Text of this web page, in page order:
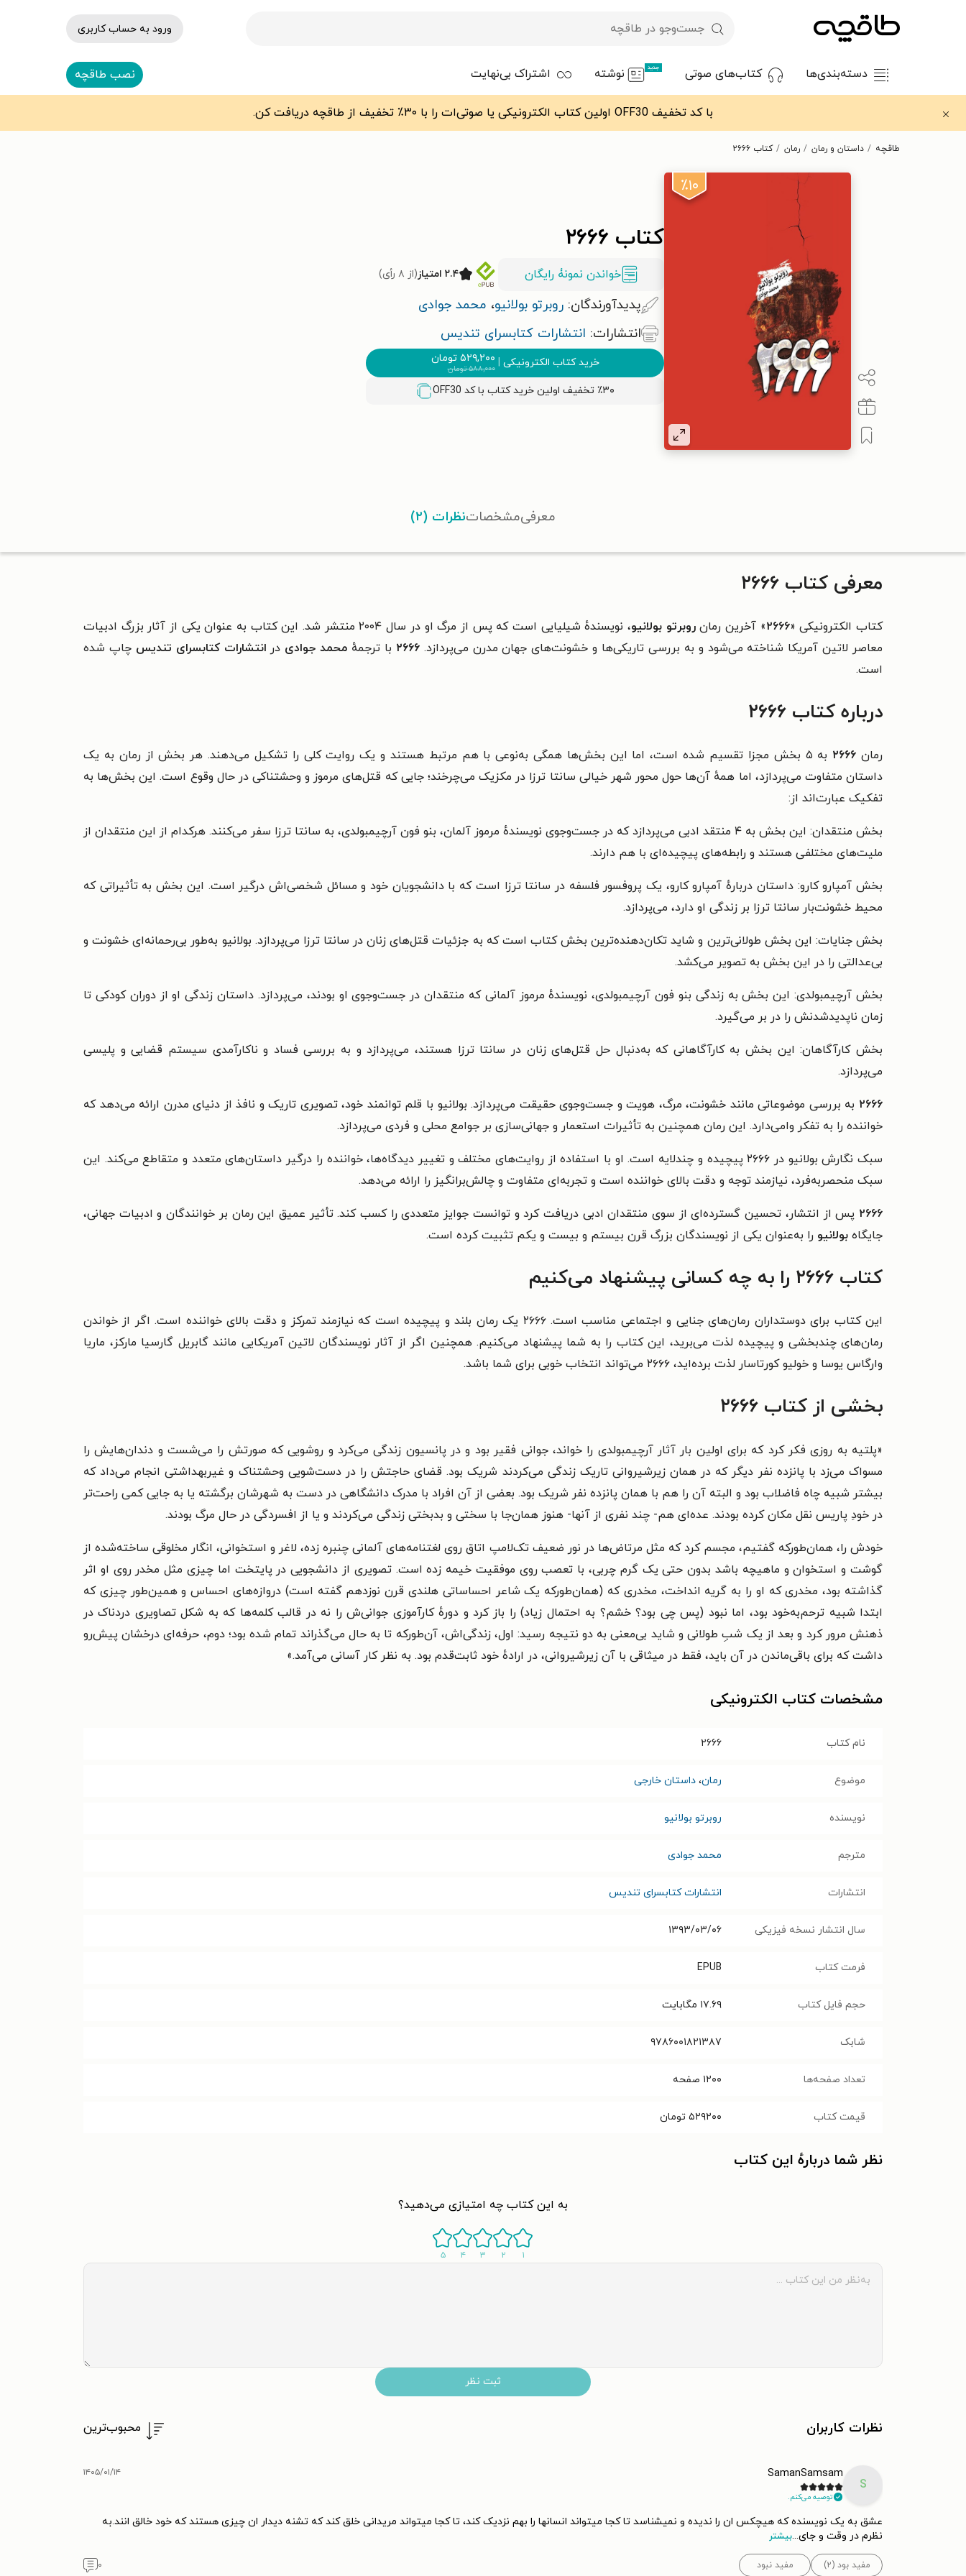
ورود به حساب کاربری
دسته‌بندی‌ها کتاب‌های صوتی جدید نوشته اشتراک بی‌نهایت نصب طاقچه
با کد تخفیف OFF30 اولین کتاب الکترونیکی یا صوتی‌ات را با ۳۰٪ تخفیف از طاقچه دریافت کن.
طاقچه داستان و رمان رمان کتاب ۲۶۶۶
٪۱۰
کتاب ۲۶۶۶
خواندن نمونۀ رایگان ۲.۴ امتیاز (از ۸ رأی)
پدیدآورندگان: روبرتو بولانیو، محمد جوادی
انتشارات: انتشارات کتابسرای تندیس
خرید کتاب الکترونیکی ۵۲۹,۲۰۰ تومان
۵۸۸,۰۰۰تومان
٪۳۰ تخفیف اولین خرید کتاب با کد OFF30
معرفیمشخصاتنظرات (۲)
معرفی کتاب ۲۶۶۶
کتاب الکترونیکی «۲۶۶۶» آخرین رمانروبرتو بولانیو
، نویسندهٔ شیلیایی است که پس از مرگ او در سال ۲۰۰۴ منتشر شد. این کتاب به عنوان یکی از آثار بزرگ ادبیات
معاصر لاتین آمریکا شناخته می‌شود و به بررسی تاریکی‌ها و خشونت‌های جهان مدرن می‌پردازد.۲۶۶۶ با ترجمهٔ محمد جوادی در انتشارات کتابسرای تندیس چاپ شده
است.
درباره کتاب ۲۶۶۶
رمان ۲۶۶۶
به ۵ بخش مجزا تقسیم شده است، اما این بخش‌ها همگی به‌نوعی با هم مرتبط هستند و یک روایت کلی را تشکیل می‌دهند. هر بخش از رمان به یک
داستان متفاوت می‌پردازد، اما همهٔ آن‌ها حول محور شهر خیالی سانتا ترزا در مکزیک می‌چرخند؛ جایی که قتل‌های مرموز و وحشتناکی در حال وقوع است. این بخش‌ها به
تفکیک عبارت‌اند از:
بخش منتقدان: این بخش به ۴ منتقد ادبی می‌پردازد که در جست‌وجوی نویسندهٔ مرموز آلمان، بنو فون آرچیمبولدی، به سانتا ترزا سفر می‌کنند. هرکدام از این منتقدان از
ملیت‌های مختلفی هستند و رابطه‌های پیچیده‌ای با هم دارند.
بخش آمپارو کارو: داستان دربارهٔ آمپارو کارو، یک پروفسور فلسفه در سانتا ترزا است که با دانشجویان خود و مسائل شخصی‌اش درگیر است. این بخش به تأثیراتی که
محیط خشونت‌بار سانتا ترزا بر زندگی او دارد، می‌پردازد.
بخش جنایات: این بخش طولانی‌ترین و شاید تکان‌دهنده‌ترین بخش کتاب است که به جزئیات قتل‌های زنان در سانتا ترزا می‌پردازد. بولانیو به‌طور بی‌رحمانه‌ای خشونت و
بی‌عدالتی را در این بخش به تصویر می‌کشد.
بخش آرچیمبولدی: این بخش به زندگی بنو فون آرچیمبولدی، نویسندهٔ مرموز آلمانی که منتقدان در جست‌وجوی او بودند، می‌پردازد. داستان زندگی او از دوران کودکی تا
زمان ناپدیدشدنش را در بر می‌گیرد.
بخش کارآگاهان: این بخش به کارآگاهانی که به‌دنبال حل قتل‌های زنان در سانتا ترزا هستند، می‌پردازد و به بررسی فساد و ناکارآمدی سیستم قضایی و پلیسی
می‌پردازد.
۲۶۶۶ به بررسی موضوعاتی مانند خشونت، مرگ، هویت و جست‌وجوی حقیقت می‌پردازد. بولانیو با قلم توانمند خود، تصویری تاریک و نافذ از دنیای مدرن ارائه می‌دهد که
خواننده را به تفکر وامی‌دارد. این رمان همچنین به تأثیرات استعمار و جهانی‌سازی بر جوامع محلی و فردی می‌پردازد.
سبک نگارش بولانیو در ۲۶۶۶ پیچیده و چندلایه است. او با استفاده از روایت‌های مختلف و تغییر دیدگاه‌ها، خواننده را درگیر داستان‌های متعدد و متقاطع می‌کند. این
سبک منحصربه‌فرد، نیازمند توجه و دقت بالای خواننده است و تجربه‌ای متفاوت و چالش‌برانگیز را ارائه می‌دهد.
۲۶۶۶ پس از انتشار، تحسین گسترده‌ای از سوی منتقدان ادبی دریافت کرد و توانست جوایز متعددی را کسب کند. تأثیر عمیق این رمان بر خوانندگان و ادبیات جهانی،
جایگاه بولانیو را به‌عنوان یکی از نویسندگان بزرگ قرن بیستم و بیست و یکم تثبیت کرده است.
کتاب ۲۶۶۶ را به چه کسانی پیشنهاد می‌کنیم
این کتاب برای دوستداران رمان‌های جنایی و اجتماعی مناسب است. ۲۶۶۶ یک رمان بلند و پیچیده است که نیازمند تمرکز و دقت بالای خواننده است. اگر از خواندن
رمان‌های چندبخشی و پیچیده لذت می‌برید، این کتاب را به شما پیشنهاد می‌کنیم. همچنین اگر از آثار نویسندگان لاتین آمریکایی مانند گابریل گارسیا مارکز، ماریا
وارگاس یوسا و خولیو کورتاسار لذت برده‌اید، ۲۶۶۶ می‌تواند انتخاب خوبی برای شما باشد.
بخشی از کتاب ۲۶۶۶
«پلتیه به روزی فکر کرد که برای اولین بار آثار آرچیمبولدی را خواند، جوانی فقیر بود و در پانسیون زندگی می‌کرد و روشویی که صورتش را می‌شست و دندان‌هایش را
مسواک می‌زد با پانزده نفر دیگر که در همان زیرشیروانی تاریک زندگی می‌کردند شریک بود. قضای حاجتش را در دست‌شویی وحشتناک و غیربهداشتی انجام می‌داد که
بیشتر شبیه چاه فاضلاب بود و البته آن را هم با همان پانزده نفر شریک بود. بعضی از آن افراد با مدرک دانشگاهی در دست به شهرشان برگشته یا به جایی کمی راحت‌تر
در خودِ پاریس نقل مکان کرده بودند. عده‌ای هم- چند نفری از آنها- هنوز همان‌جا با سختی و بدبختی زندگی می‌کردند و یا از افسردگی در حال مرگ بودند.
خودش را، همان‌طورکه گفتیم، مجسم کرد که مثل مرتاض‌ها در نور ضعیف تک‌لامپ اتاق روی لغتنامه‌های آلمانی چنبره زده، لاغر و استخوانی، انگار مخلوقی ساخته‌شده از
گوشت و استخوان و ماهیچه باشد بدون حتی یک گرم چربی، با تعصب روی موفقیت خیمه زده است. تصویری از دانشجویی در پایتخت اما چیزی مثل مخدر روی او اثر
گذاشته بود، مخدری که او را به گریه انداخت، مخدری که (همان‌طورکه یک شاعر احساساتی هلندی قرن نوزدهم گفته است) دروازه‌های احساس و همین‌طور چیزی که
ابتدا شبیه ترحم‌به‌خود بود، اما نبود (پس چی بود؟ خشم؟ به احتمال زیاد) را باز کرد و دورهٔ کارآموزی جوانی‌ش را نه در قالب کلمه‌ها که به شکل تصاویری دردناک در
ذهنش مرور کرد و بعد از یک شبِ طولانی و شاید بی‌معنی به دو نتیجه رسید: اول، زندگی‌اش، آن‌طورکه تا به حال می‌گذراند تمام شده بود؛ دوم، حرفه‌ای درخشان پیش‌رو
داشت که برای باقی‌ماندن در آن باید، فقط در میثاقی با آن زیرشیروانی، در ارادهٔ خود ثابت‌قدم بود. به نظر کار آسانی می‌آمد.»
مشخصات کتاب الکترونیکی
نام کتاب ۲۶۶۶
موضوع رمان، داستان خارجی
نویسنده روبرتو بولانیو
مترجم محمد جوادی
انتشارات انتشارات کتابسرای تندیس
سال انتشار نسخه فیزیکی ۱۳۹۳/۰۳/۰۶
فرمت کتاب EPUB
حجم فایل کتاب ۱۷.۶۹ مگابایت
شابک ۹۷۸۶۰۰۱۸۲۱۳۸۷
تعداد صفحه‌ها ۱۲۰۰ صفحه
قیمت کتاب ۵۲۹۲۰۰ تومان
نظر شما دربارهٔ این کتاب
به این کتاب چه امتیازی می‌دهید؟
۱ ۲ ۳ ۴ ۵
ثبت نظر
نظرات کاربران محبوب‌ترین
S
SamanSamsam
توصیه می‌کنم.
۱۴۰۵/۰۱/۱۴
عشق به یک نویسنده که هیچکس ان را ندیده و نمیشناسد تا کجا میتواند انسانها را بهم نزدیک کند، تا کجا میتواند مریدانی خلق کند که تشنه دیدار ان چیزی هستند که خود خالق انند.به
نظرم در وقت و جای...بیشتر
مفید بود (۲) مفید نبود ۰